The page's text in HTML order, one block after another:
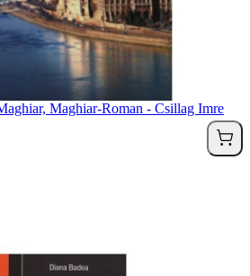
Maghiar-Roman - Csillag Imre